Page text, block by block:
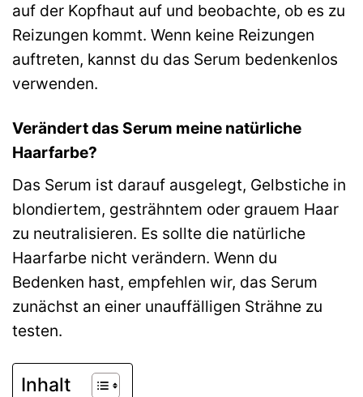
auf der Kopfhaut auf und beobachte, ob es zu
Reizungen kommt. Wenn keine Reizungen
auftreten, kannst du das Serum bedenkenlos
verwenden.
Verändert das Serum meine natürliche
Haarfarbe?
Das Serum ist darauf ausgelegt, Gelbstiche in
blondiertem, gesträhntem oder grauem Haar
zu neutralisieren. Es sollte die natürliche
Haarfarbe nicht verändern. Wenn du
Bedenken hast, empfehlen wir, das Serum
zunächst an einer unauffälligen Strähne zu
testen.
Inhalt